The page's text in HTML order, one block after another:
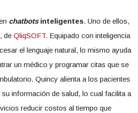
chatbotsinteligentes. Uno de ellos,
de QliqSOFT. Equipado con inteligencia
el lenguaje natural, lo mismo ayuda
un médico y programar citas que se
Quincy alienta a los pacientes
información de salud, lo cual facilita a
reducir costos al tiempo que